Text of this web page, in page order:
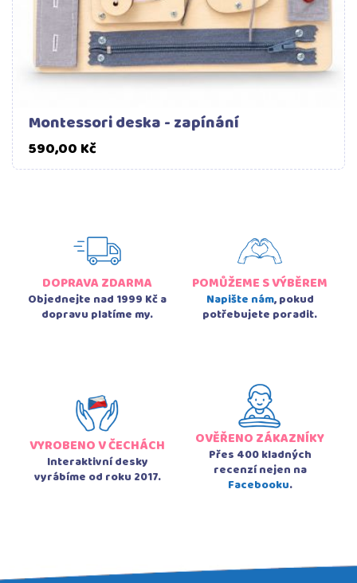
Montessori deska - zapínání
590,00 KčCena
DOPRAVA ZDARMA
Objednejte nad 1999 Kč a
dopravu platíme my.
POMŮŽEME S VÝBĚREM
Napište nám, pokud
potřebujete poradit.
VYROBENO V ČECHÁCH
Interaktivní desky
vyrábíme od roku 2017.
OVĚŘENO ZÁKAZNÍKY
Přes 400 kladných
recenzí nejen na
Facebooku.